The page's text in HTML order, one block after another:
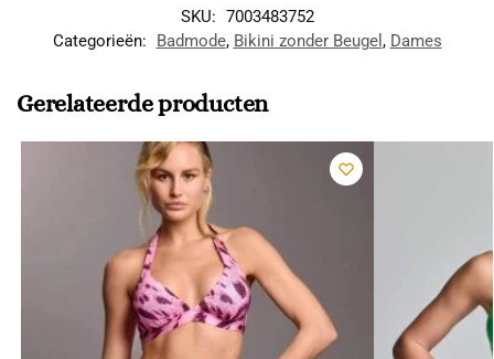
SKU: 7003483752
Categorieën:
Badmode, Bikini zonder Beugel , Dames
Gerelateerde producten